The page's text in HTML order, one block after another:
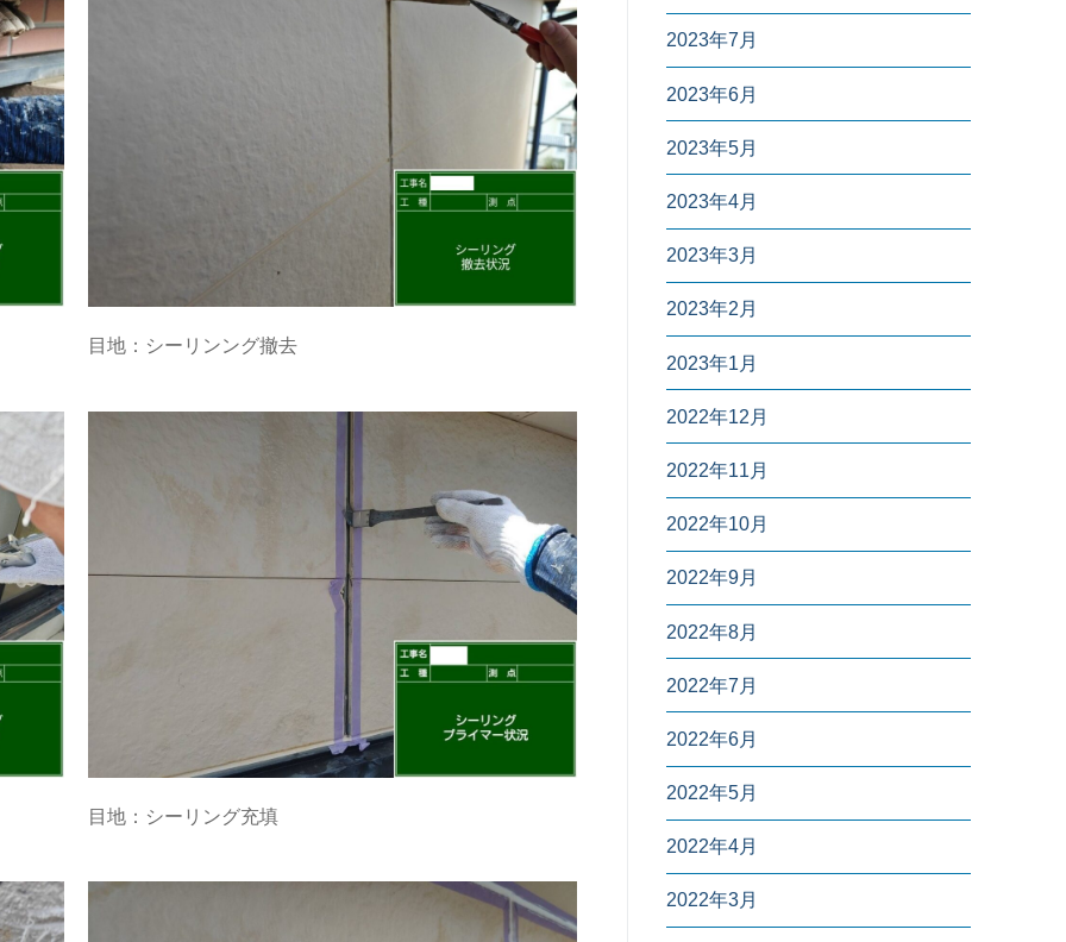
目地：シーリンング撤去
目地：シーリング充填
2023年7月
2023年6月
2023年5月
2023年4月
2023年3月
2023年2月
2023年1月
2022年12月
2022年11月
2022年10月
2022年9月
2022年8月
2022年7月
2022年6月
2022年5月
2022年4月
2022年3月